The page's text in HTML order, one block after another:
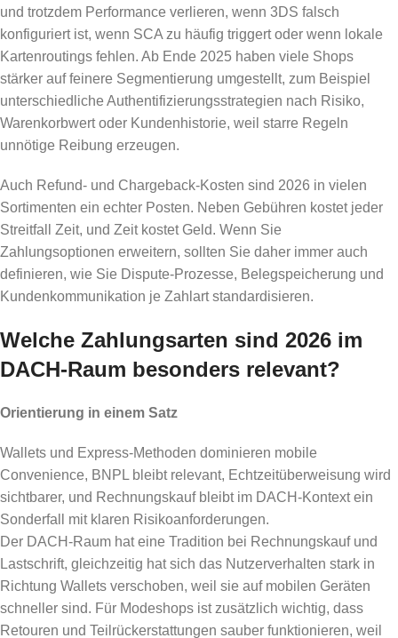
und trotzdem Performance verlieren, wenn 3DS falsch
konfiguriert ist, wenn SCA zu häufig triggert oder wenn lokale
Kartenroutings fehlen. Ab Ende 2025 haben viele Shops
stärker auf feinere Segmentierung umgestellt, zum Beispiel
unterschiedliche Authentifizierungsstrategien nach Risiko,
Warenkorbwert oder Kundenhistorie, weil starre Regeln
unnötige Reibung erzeugen.
Auch Refund- und Chargeback-Kosten sind 2026 in vielen
Sortimenten ein echter Posten. Neben Gebühren kostet jeder
Streitfall Zeit, und Zeit kostet Geld. Wenn Sie
Zahlungsoptionen erweitern, sollten Sie daher immer auch
definieren, wie Sie Dispute-Prozesse, Belegspeicherung und
Kundenkommunikation je Zahlart standardisieren.
Welche Zahlungsarten sind 2026 im
DACH-Raum besonders relevant?
Orientierung in einem Satz
Wallets und Express-Methoden dominieren mobile
Convenience, BNPL bleibt relevant, Echtzeitüberweisung wird
sichtbarer, und Rechnungskauf bleibt im DACH-Kontext ein
Sonderfall mit klaren Risikoanforderungen.
Der DACH-Raum hat eine Tradition bei Rechnungskauf und
Lastschrift, gleichzeitig hat sich das Nutzerverhalten stark in
Richtung Wallets verschoben, weil sie auf mobilen Geräten
schneller sind. Für Modeshops ist zusätzlich wichtig, dass
Retouren und Teilrückerstattungen sauber funktionieren, weil